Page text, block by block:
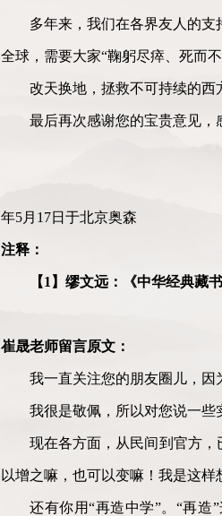
多年来，我们在各界友人的
全球，需要大家“鞠躬尽瘁、死而不
改天换地，拯救不可持续的西
最后再次感谢您的宝贵意见，
翟
年5月17日于北京奥森
注释：
【1】缪文远：《中华经典藏
崔晟老师留言原文：
我一直关注您的朋友圈儿，因
我很是敬佩，所以对您说一些
现在各方面，从民间到官方，
以增之嘛，也可以变嘛！我是这样
还有你用“再造中学”。“再造